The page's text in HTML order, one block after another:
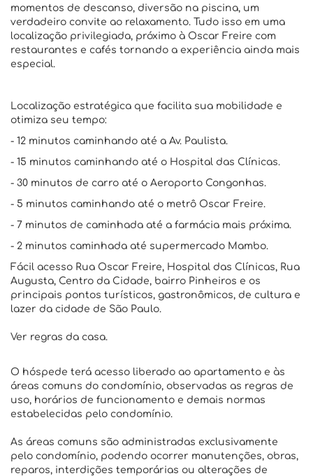
momentos de descanso, diversão na piscina, um
verdadeiro convite ao relaxamento. Tudo isso em uma
localização privilegiada, próximo à Oscar Freire com
restaurantes e cafés tornando a experiência ainda mais
especial.
Localização estratégica que facilita sua mobilidade e
otimiza seu tempo:
- 12 minutos caminhando até a Av. Paulista.
- 15 minutos caminhando até o Hospital das Clínicas.
- 30 minutos de carro até o Aeroporto Congonhas.
- 5 minutos caminhando até o metrô Oscar Freire.
- 7 minutos de caminhada até a farmácia mais próxima.
- 2 minutos caminhada até supermercado Mambo.
Fácil acesso Rua Oscar Freire, Hospital das Clínicas, Rua
Augusta, Centro da Cidade, bairro Pinheiros e os
principais pontos turísticos, gastronômicos, de cultura e
lazer da cidade de São Paulo.
Ver regras da casa.
O hóspede terá acesso liberado ao apartamento e às
áreas comuns do condomínio, observadas as regras de
uso, horários de funcionamento e demais normas
estabelecidas pelo condomínio.
As áreas comuns são administradas exclusivamente
pelo condomínio, podendo ocorrer manutenções, obras,
reparos, interdições temporárias ou alterações de